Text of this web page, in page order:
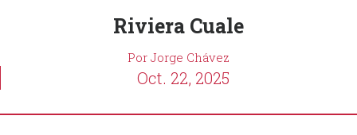
Riviera Cuale
Por Jorge Chávez
Oct. 22, 2025